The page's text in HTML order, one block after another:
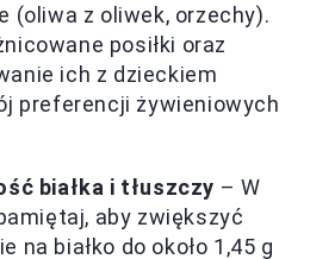
(oliwa z oliwek, orzechy).
posiłki oraz
ich z dzieckiem
preferencji żywieniowych
białka i tłuszczy – W
aby zwiększyć
na białko do około 1,45 g